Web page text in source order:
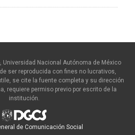
Universidad Nacional Autónoma de México
ser reproducida con fines no lucrativos,
se cite la fuente completa y su dirección
requiere permiso previo por escrito de la
institución.
de Comunicación Social